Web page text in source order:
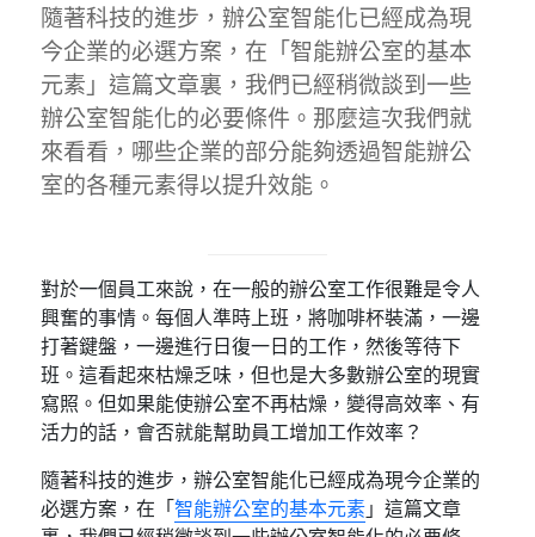
隨著科技的進步，辦公室智能化已經成為現
今企業的必選方案，在「智能辦公室的基本
元素」這篇文章裏，我們已經稍微談到一些
辦公室智能化的必要條件。那麼這次我們就
來看看，哪些企業的部分能夠透過智能辦公
室的各種元素得以提升效能。
對於一個員工來說，在一般的辦公室工作很難是令人
興奮的事情。每個人準時上班，將咖啡杯裝滿，一邊
打著鍵盤，一邊進行日復一日的工作，然後等待下
班。這看起來枯燥乏味，但也是大多數辦公室的現實
寫照。但如果能使辦公室不再枯燥，變得高效率、有
活力的話，會否就能幫助員工增加工作效率？
隨著科技的進步，辦公室智能化已經成為現今企業的
必選方案，在「智能辦公室的基本元素」這篇文章